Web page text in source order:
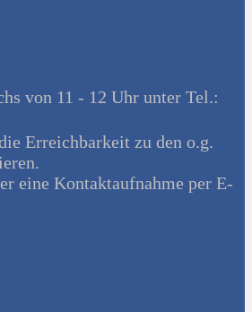
von 11 - 12 Uhr unter Tel.:
Erreichbarkeit zu den o.g.
eine Kontaktaufnahme per E-